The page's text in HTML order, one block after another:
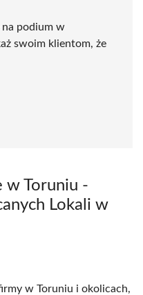
na podium w
swoim klientom, że
w Toruniu -
Lokali w
w Toruniu i okolicach,